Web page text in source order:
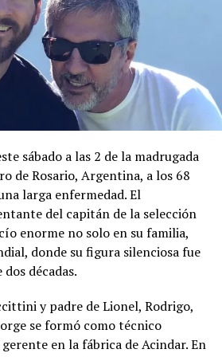
El Salvador es modelo de
salud pública mundial
16 abril, 2026
En «Principal»
sábado a las 2 de la madrugada
de Rosario, Argentina, a los 68
larga enfermedad. El
del capitán de la selección
enorme no solo en su familia,
donde su figura silenciosa fue
décadas.
y padre de Lionel, Rodrigo,
se formó como técnico
en la fábrica de Acindar. En